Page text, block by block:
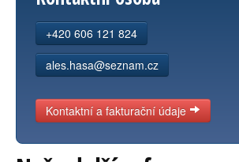
+420 606 121 824
ales.hasa@seznam.cz
Kontaktní a fakturační údaje